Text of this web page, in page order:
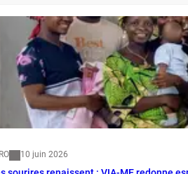
10 juin 2026